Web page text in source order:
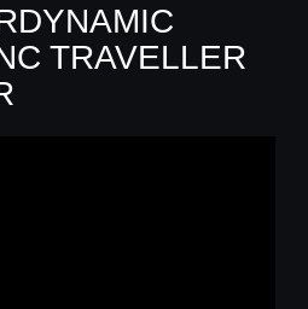
TRAVELLER